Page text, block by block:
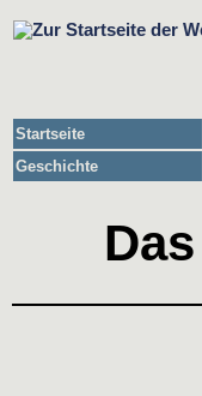
Startseite
Geschichte